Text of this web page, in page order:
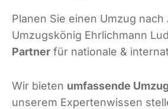
Planen Sie einen Umzug
Umzugskönig Ehrlichmann
Partner für nationale &
Wir bieten umfassende
unserem Expertenwissen